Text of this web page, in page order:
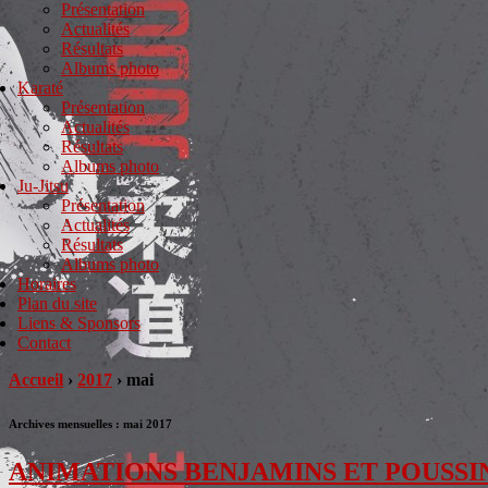
Présentation
Actualités
Résultats
Albums photo
Karaté
Présentation
Actualités
Résultats
Albums photo
Ju-Jitsu
Présentation
Actualités
Résultats
Albums photo
Horaires
Plan du site
Liens & Sponsors
Contact
Accueil › 2017 › mai
Archives mensuelles : mai 2017
ANIMATIONS BENJAMINS ET